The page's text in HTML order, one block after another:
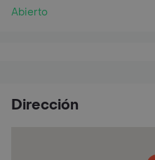
Abierto
Dirección